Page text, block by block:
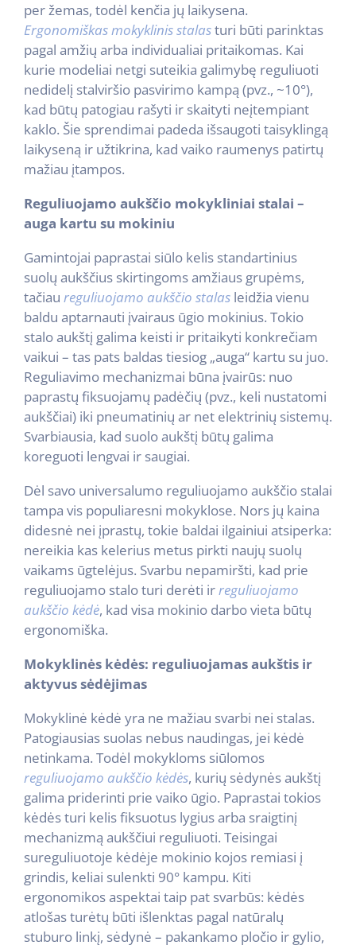
per žemas, todėl kenčia jų laikysena.
Ergonomiškas mokyklinis stalasturi būti parinktas
pagal amžių arba individualiai pritaikomas. Kai
kurie modeliai netgi suteikia galimybę reguliuoti
nedidelį stalviršio pasvirimo kampą (pvz., ~10°),
kad būtų patogiau rašyti ir skaityti neįtempiant
kaklo. Šie sprendimai padeda išsaugoti taisyklingą
laikyseną ir užtikrina, kad vaiko raumenys patirtų
mažiau įtampos.
Reguliuojamo aukščio mokykliniai stalai –
auga kartu su mokiniu
Gamintojai paprastai siūlo kelis standartinius
suolų aukščius skirtingoms amžiaus grupėms,
tačiau reguliuojamo aukščio stalas leidžia vienu
baldu aptarnauti įvairaus ūgio mokinius. Tokio
stalo aukštį galima keisti ir pritaikyti konkrečiam
vaikui – tas pats baldas tiesiog „auga“ kartu su juo.
Reguliavimo mechanizmai būna įvairūs: nuo
paprastų fiksuojamų padėčių (pvz., keli nustatomi
aukščiai) iki pneumatinių ar net elektrinių sistemų.
Svarbiausia, kad suolo aukštį būtų galima
koreguoti lengvai ir saugiai.
Dėl savo universalumo reguliuojamo aukščio stalai
tampa vis populiaresni mokyklose. Nors jų kaina
didesnė nei įprastų, tokie baldai ilgainiui atsiperka:
nereikia kas kelerius metus pirkti naujų suolų
vaikams ūgtelėjus. Svarbu nepamiršti, kad prie
reguliuojamo stalo turi derėti irreguliuojamo
aukščio kėdė, kad visa mokinio darbo vieta būtų
ergonomiška.
Mokyklinės kėdės: reguliuojamas aukštis ir
aktyvus sėdėjimas
Mokyklinė kėdė yra ne mažiau svarbi nei stalas.
Patogiausias suolas nebus naudingas, jei kėdė
netinkama. Todėl mokykloms siūlomos
reguliuojamo aukščio kėdės, kurių sėdynės aukštį
galima priderinti prie vaiko ūgio. Paprastai tokios
kėdės turi kelis fiksuotus lygius arba sraigtinį
mechanizmą aukščiui reguliuoti. Teisingai
sureguliuotoje kėdėje mokinio kojos remiasi į
grindis, keliai sulenkti 90° kampu. Kiti
ergonomikos aspektai taip pat svarbūs: kėdės
atlošas turėtų būti išlenktas pagal natūralų
stuburo linkį, sėdynė – pakankamo pločio ir gylio,